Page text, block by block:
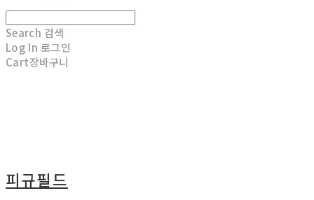
Search 검색
Log In 로그인
Cart장바구니
피규필드